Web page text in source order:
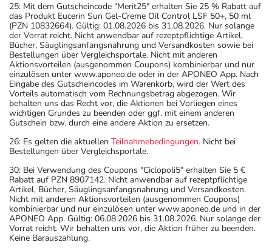
25: Mit dem Gutscheincode "Merit25" erhalten Sie 25 % Rabatt auf
das Produkt Eucerin Sun Gel-Creme Oil Control LSF 50+, 50 ml
(PZN 10832664). Gültig: 01.08.2026 bis 31.08.2026. Nur solange
der Vorrat reicht. Nicht anwendbar auf rezeptpflichtige Artikel,
Bücher, Säuglingsanfangsnahrung und Versandkosten sowie bei
Bestellungen über Vergleichsportale. Nicht mit anderen
Aktionsvorteilen (ausgenommen Coupons) kombinierbar und nur
einzulösen unter www.aponeo.de oder in der APONEO App. Nach
Eingabe des Gutscheincodes im Warenkorb, wird der Wert des
Vorteils automatisch vom Rechnungsbetrag abgezogen. Wir
behalten uns das Recht vor, die Aktionen bei Vorliegen eines
wichtigen Grundes zu beenden oder ggf. mit einem anderen
Gutschein bzw. durch eine andere Aktion zu ersetzen.
26: Es gelten die aktuellen Teilnahmebedingungen. Nicht bei
Bestellungen über Vergleichsportale.
30: Bei Verwendung des Coupons "Ciclopoli5" erhalten Sie 5 €
Rabatt auf PZN 8907142. Nicht anwendbar auf rezeptpflichtige
Artikel, Bücher, Säuglingsanfangsnahrung und Versandkosten.
Nicht mit anderen Aktionsvorteilen (ausgenommen Coupons)
kombinierbar und nur einzulösen unter www.aponeo.de und in der
APONEO App. Gültig: 06.08.2026 bis 31.08.2026. Nur solange der
Vorrat reicht. Wir behalten uns vor, die Aktion früher zu beenden.
Keine Barauszahlung.